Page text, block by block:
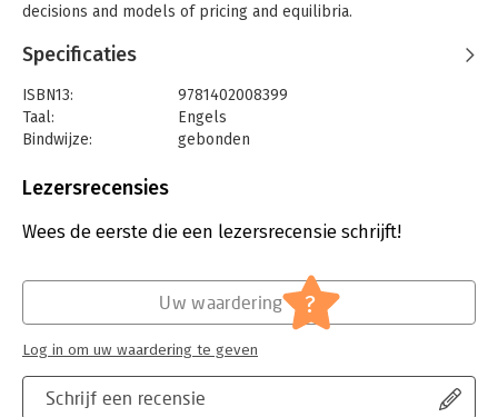
decisions and models of pricing and equilibria.
Specificaties
ISBN13:
9781402008399
Taal:
Engels
Bindwijze:
gebonden
Uitgever:
Hoofdrubriek:
Persoonlijke effectiviteit,Inkoop en
Applied Optimization
Lezersrecensies
Wees de eerste die een lezersrecensie schrijft!
Schrijf een recensie
Uw waardering ?
Log in om uw waardering te geven